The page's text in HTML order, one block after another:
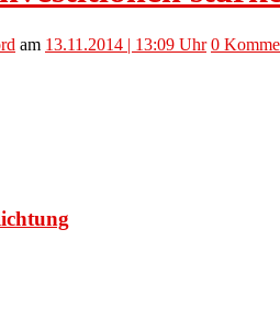
am 13.11.2014 | 13:09 Uhr 0